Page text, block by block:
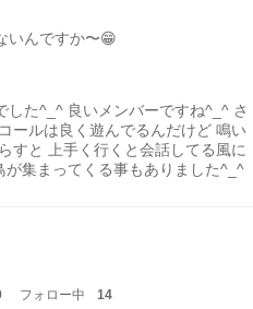
いんですか〜😁
した^_^ 良いメンバーですね^_^ さ
ールは良く遊んでるんだけど 鳴い
すと 上手く行くと会話してる風に
が集まってくる事もありました^_^
フォロー中 14